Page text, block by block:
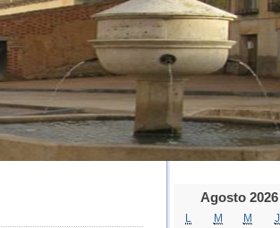
Agosto 2026
M M J